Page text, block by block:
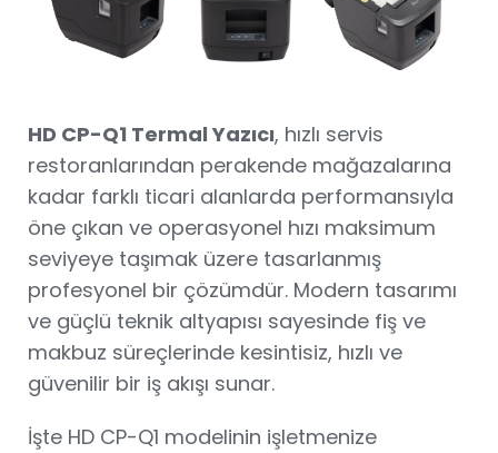
HD CP-Q1 Termal Yazıcı, hızlı servis
restoranlarından perakende mağazalarına
kadar farklı ticari alanlarda performansıyla
öne çıkan ve operasyonel hızı maksimum
seviyeye taşımak üzere tasarlanmış
profesyonel bir çözümdür. Modern tasarımı
ve güçlü teknik altyapısı sayesinde fiş ve
makbuz süreçlerinde kesintisiz, hızlı ve
güvenilir bir iş akışı sunar.
İşte HD CP-Q1 modelinin işletmenize